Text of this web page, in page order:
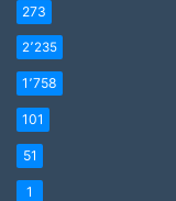
273
2٬235
1٬758
101
51
1